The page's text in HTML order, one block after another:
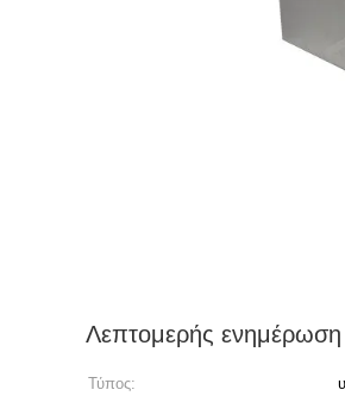
Λεπτομερής ενημέρωση
Τύπος: